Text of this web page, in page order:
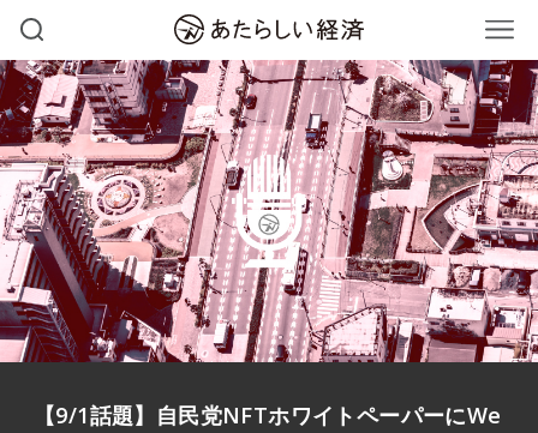
【9/1話題】自民党NFTホワイトペーパーにWe